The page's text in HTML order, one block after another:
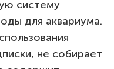
систему
для аквариума.
не собирает